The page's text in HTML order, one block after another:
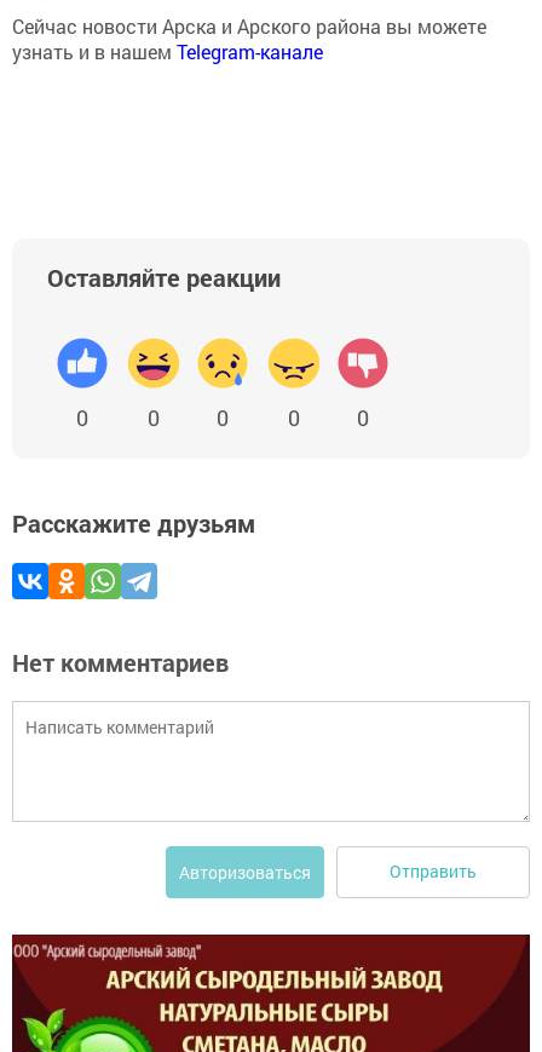
Сейчас новости Арска и Арского района вы можете
узнать и в нашем Telegram-канале
Оставляйте реакции
0 0 0 0 0
Расскажите друзьям
Нет комментариев
Авторизоваться Отправить